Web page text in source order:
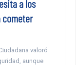
a los
cometer
valoró
aunque